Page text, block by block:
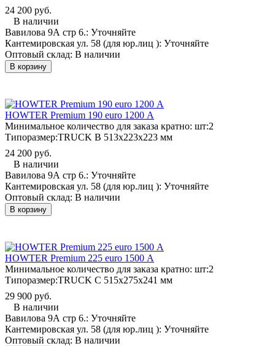
24 200 руб.
В наличии
Вавилова 9А стр 6.: Уточняйте
Кантемировская ул. 58 (для юр.лиц ): Уточняйте
Оптовый склад: В наличии
В корзину
HOWTER Premium 190 euro 1200 А
Минимальное количество для заказа кратно: шт:2
Типоразмер:TRUCK B 513x223x223 мм
24 200 руб.
В наличии
Вавилова 9А стр 6.: Уточняйте
Кантемировская ул. 58 (для юр.лиц ): Уточняйте
Оптовый склад: В наличии
В корзину
HOWTER Premium 225 euro 1500 А
Минимальное количество для заказа кратно: шт:2
Типоразмер:TRUCK C 515x275x241 мм
29 900 руб.
В наличии
Вавилова 9А стр 6.: Уточняйте
Кантемировская ул. 58 (для юр.лиц ): Уточняйте
Оптовый склад: В наличии